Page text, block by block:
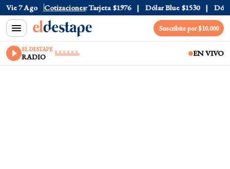
Vie 7 Ago Cotizaciones
$1520 Dólar Tarjeta $1976 Dólar Blue $1530 Dólar
Suscribite por $10.000
EL DESTAPE
RADIO EN VIVO